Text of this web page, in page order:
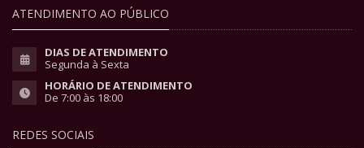
ATENDIMENTO AO PÚBLICO
DIAS DE ATENDIMENTO
Segunda à Sexta
HORÁRIO DE ATENDIMENTO
De 7:00 às 18:00
REDES SOCIAIS